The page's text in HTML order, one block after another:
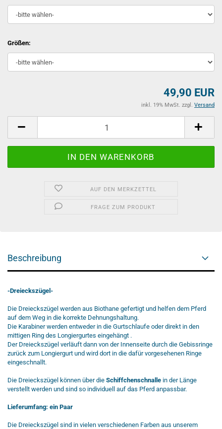
Größen:
49,90 EUR
inkl. 19% MwSt. zzgl. Versand
AUF DEN MERKZETTEL
FRAGE ZUM PRODUKT
Beschreibung
-Dreieckszügel-
Die Dreieckszügel werden aus Biothane gefertigt und helfen dem Pferd
auf dem Weg in die korrekte Dehnungshaltung.
Die Karabiner werden entweder in die Gurtschlaufe oder direkt in den
mittigen Ring des Longiergurtes eingehängt .
Der Dreieckszügel verläuft dann von der Innenseite durch die Gebissringe
zurück zum Longiergurt und wird dort in die dafür vorgesehenen Ringe
eingeschnallt.
Die Dreieckszügel können über die Schiffchenschnalle in der Länge
verstellt werden und sind so individuell auf das Pferd anpassbar.
Lieferumfang: ein Paar
Die Dreieckszügel sind in vielen verschiedenen Farben aus unserem